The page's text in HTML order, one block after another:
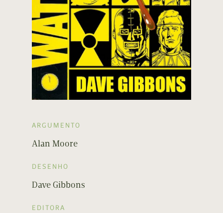
ARGUMENTO
Alan Moore
DESENHO
Dave Gibbons
EDITORA